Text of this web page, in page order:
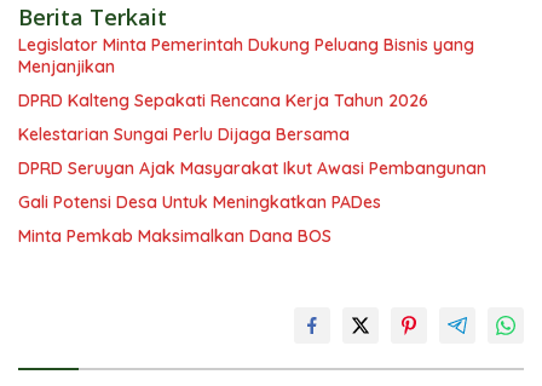
Berita Terkait
Legislator Minta Pemerintah Dukung Peluang Bisnis yang
Menjanjikan
DPRD Kalteng Sepakati Rencana Kerja Tahun 2026
Kelestarian Sungai Perlu Dijaga Bersama
DPRD Seruyan Ajak Masyarakat Ikut Awasi Pembangunan
Gali Potensi Desa Untuk Meningkatkan PADes
Minta Pemkab Maksimalkan Dana BOS